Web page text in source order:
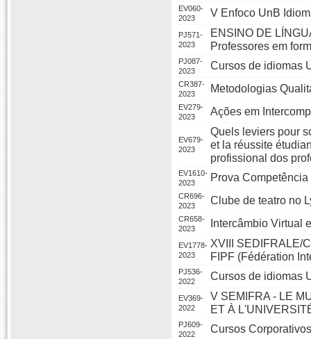
EV060-
2023
V Enfoco UnB
PJ571-
2023
ENSINO DE
Professores em
PJ087-
2023
Cursos de idiomas
CR387-
2023
Metodologias
EV279-
2023
Ações em
EV679-
2023
Quels leviers pour
et la réussite
profissional dos
EV1610-
2023
Prova
CR696-
2023
Clube de teatro no
CR658-
2023
Intercâmbio Virtual
EV1778-
2023
XVIII SEDIFRALE/
FIPF (Fédération
PJ536-
2022
Cursos de idiomas
EV369-
2022
V SEMIFRA - LE
ET À
PJ609-
2022
Cursos